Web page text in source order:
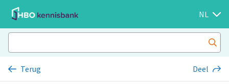
NL
Terug Deel